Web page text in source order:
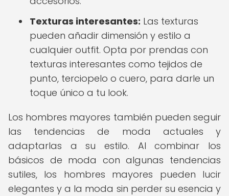
Texturas interesantes: Las texturas
pueden añadir dimensión y estilo a
cualquier outfit. Opta por prendas con
texturas interesantes como tejidos de
punto, terciopelo o cuero, para darle un
toque único a tu look.
Los hombres mayores también pueden seguir
las tendencias de moda actuales y
adaptarlas a su estilo. Al combinar los
básicos de moda con algunas tendencias
sutiles, los hombres mayores pueden lucir
elegantes y a la moda sin perder su esencia y